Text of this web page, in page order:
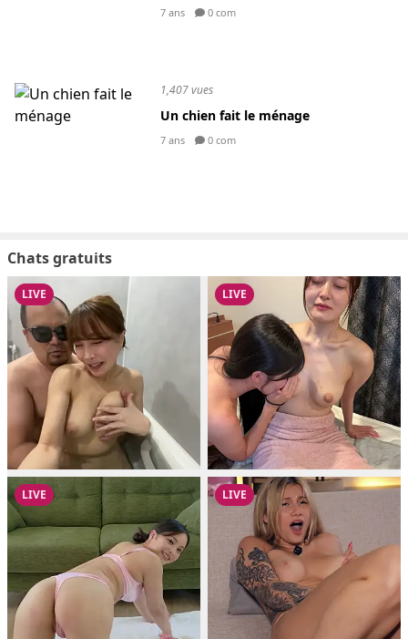
7 ans 0 com
1,407 vues
Un chien fait le ménage
7 ans 0 com
Chats gratuits